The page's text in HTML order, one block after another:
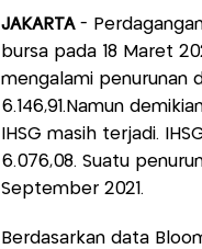
JAKARTA -
bursa pada 18 Maret
mengalami penurunan
6.146,91.Namun
IHSG masih terjadi.
6.076,08. Suatu
September 2021.
Berdasarkan data